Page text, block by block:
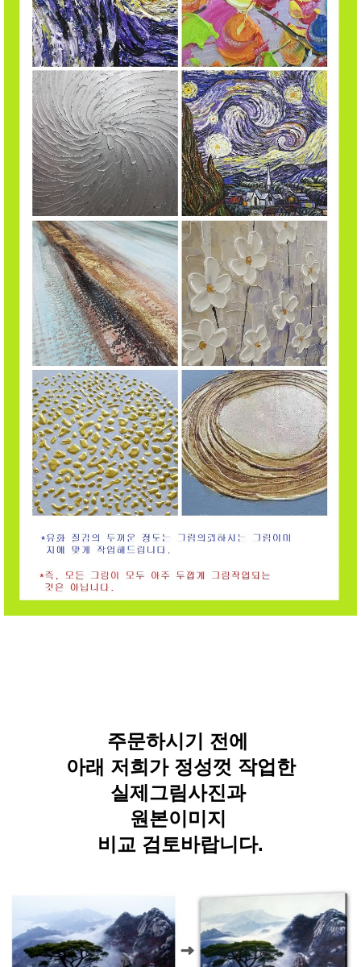
주문하시기 전에
아래 저희가 정성껏 작업한
실제그림사진과
원본이미지
비교 검토바랍니다.